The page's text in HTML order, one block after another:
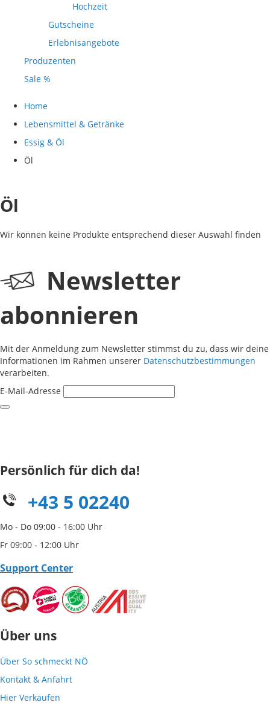
Hochzeit
Gutscheine
Erlebnisangebote
Produzenten
Sale %
Home
Lebensmittel & Getränke
Essig & Öl
Öl
Öl
Wir können keine Produkte entsprechend dieser Auswahl finden
Newsletter
abonnieren
Mit der Anmeldung zum Newsletter stimmst du zu, dass wir deine
Informationen im Rahmen unserer Datenschutzbestimmungen
verarbeiten.
E-Mail-Adresse
Persönlich für dich da!
+43 5 02240
Mo - Do 09:00 - 16:00 Uhr
Fr 09:00 - 12:00 Uhr
Support Center
Über uns
Über So schmeckt NÖ
Kontakt & Anfahrt
Hier Verkaufen